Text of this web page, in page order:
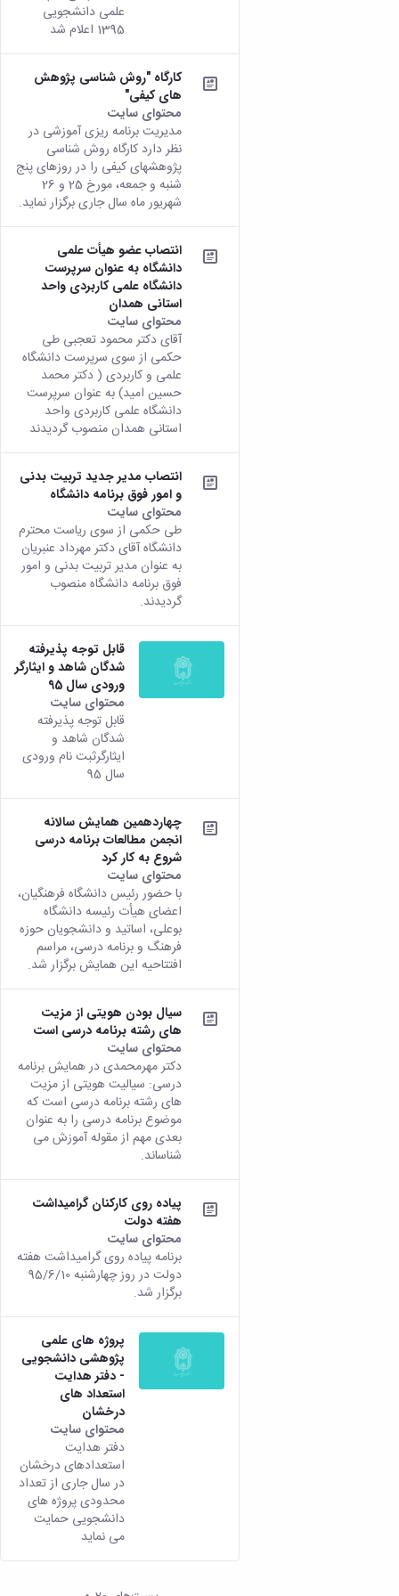
علمی دانشجویی
1395 اعلام شد
کارگاه "روش شناسی پژوهش
های کیفی"
محتوای سایت
مدیریت برنامه ریزی آموزشی در
نظر دارد کارگاه روش شناسی
پژوهش­های کیفی را در روزهای پنج
شنبه و جمعه، مورخ 25 و 26
شهریور ماه سال جاری برگزار نماید.
انتصاب عضو هیأت علمی
دانشگاه به عنوان سرپرست
دانشگاه علمی کاربردی واحد
استانی همدان
محتوای سایت
آقای دکتر محمود تعجبی طی
حکمی از سوی سرپرست دانشگاه
علمی و کاربردی ( دکتر محمد
حسین امید) به عنوان سرپرست
دانشگاه علمی کاربردی واحد
استانی همدان منصوب گردیدند
انتصاب مدیر جدید تربیت بدنی
و امور فوق برنامه دانشگاه
محتوای سایت
طی حکمی از سوی ریاست محترم
دانشگاه آقای دکتر مهرداد عنبریان
به عنوان مدیر تربیت بدنی و امور
فوق برنامه دانشگاه منصوب
گردیدند.
قابل توجه پذیرفته
شدگان شاهد و ایثارگر
ورودی سال 95
محتوای سایت
قابل توجه پذیرفته
شدگان شاهد و
ایثارگرثبت نام ورودی
سال 95
چهاردهمین همایش سالانه
انجمن مطالعات برنامه درسی
شروع به کار کرد
محتوای سایت
با حضور رئیس دانشگاه فرهنگیان،
اعضای هیأت رئیسه دانشگاه
بوعلی، اساتید و دانشجویان حوزه
فرهنگ و برنامه درسی، مراسم
افتتاحیه این همایش برگزار شد.
سیال بودن هویتی از مزیت
های رشته برنامه درسی است
محتوای سایت
دکتر مهرمحمدی در همایش برنامه
درسی: سیالیت هویتی از مزیت
های رشته برنامه درسی است که
موضوع برنامه درسی را به عنوان
بعدی مهم از مقوله آموزش می
شناساند.
پیاده روی کارکنان گرامیداشت
هفته دولت
محتوای سایت
برنامه پیاده روی گرامیداشت هفته
دولت در روز چهارشنبه 95/6/10
برگزار شد.
پروژه های علمی
پژوهشی دانشجویی
- دفتر هدایت
استعداد های
درخشان
محتوای سایت
دفتر هدایت
استعدادهای درخشان
در سال جاری از تعداد
محدودی پروژه های
دانشجویی حمایت
می نماید